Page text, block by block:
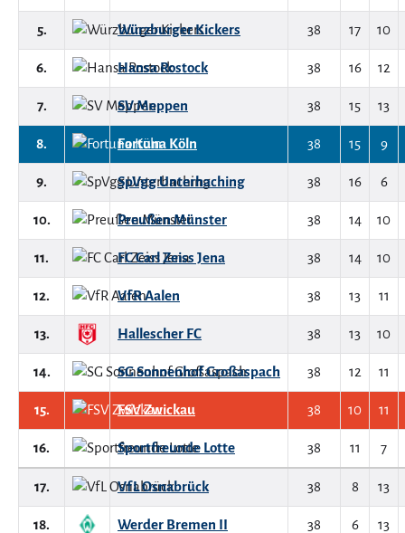
5. Würzburger Kickers 38 17 10
6. Hansa Rostock 38 16 12
7. SV Meppen 38 15 13
8. Fortuna Köln 38 15 9
9. SpVgg Unterhaching 38 16 6
10. Preußen Münster 38 14 10
11. FC Carl Zeiss Jena 38 14 10
12. VfR Aalen 38 13 11
13. Hallescher FC 38 13 10
14. SG Sonnenhof Großaspach 38 12 11
15. FSV Zwickau 38 10 11
16. Sportfreunde Lotte 38 11 7
17. VfL Osnabrück 38 8 13
18. Werder Bremen II 38 6 13